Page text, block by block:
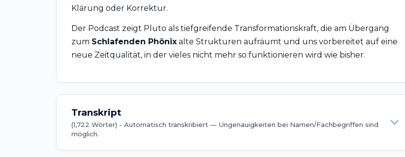
Klärung oder Korrektur.
Der Podcast zeigt Pluto als tiefgreifende Transformationskraft, die am Übergang
zum Schlafenden Phönix alte Strukturen aufräumt und uns vorbereitet auf eine
neue Zeitqualität, in der vieles nicht mehr so funktionieren wird wie bisher.
Transkript
(1,722 Wörter) - Automatisch transkribiert — Ungenauigkeiten bei Namen/Fachbegriffen sind
möglich.